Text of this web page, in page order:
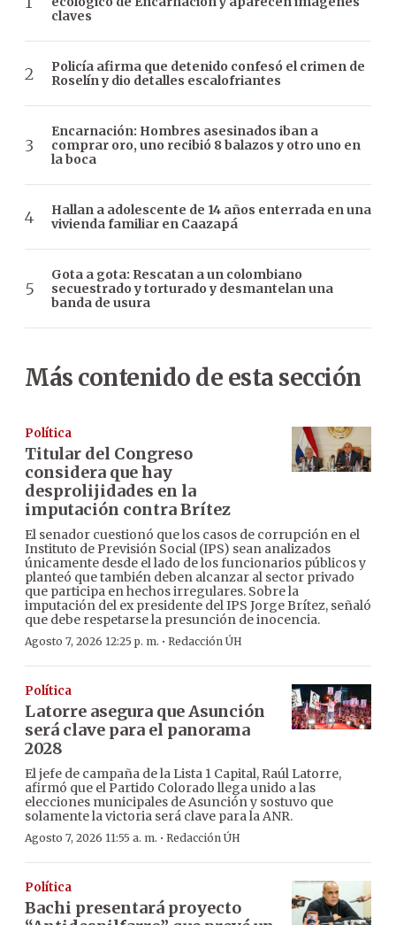
claves
Policía afirma que detenido confesó el crimen de
Roselín y dio detalles escalofriantes
Encarnación: Hombres asesinados iban a
comprar oro, uno recibió 8 balazos y otro uno en
la boca
Hallan a adolescente de 14 años enterrada en una
vivienda familiar en Caazapá
Gota a gota: Rescatan a un colombiano
secuestrado y torturado y desmantelan una
banda de usura
Más contenido de esta sección
Política
Titular del Congreso
considera que hay
desprolijidades en la
imputación contra Brítez
El senador cuestionó que los casos de corrupción en el
Instituto de Previsión Social (IPS) sean analizados
únicamente desde el lado de los funcionarios públicos y
planteó que también deben alcanzar al sector privado
que participa en hechos irregulares. Sobre la
imputación del ex presidente del IPS Jorge Brítez, señaló
que debe respetarse la presunción de inocencia.
Agosto 7, 2026 12:25 p. m. · Redacción ÚH
Política
Latorre asegura que Asunción
será clave para el panorama
2028
El jefe de campaña de la Lista 1 Capital, Raúl Latorre,
afirmó que el Partido Colorado llega unido a las
elecciones municipales de Asunción y sostuvo que
solamente la victoria será clave para la ANR.
Agosto 7, 2026 11:55 a. m. · Redacción ÚH
Política
Bachi presentará proyecto